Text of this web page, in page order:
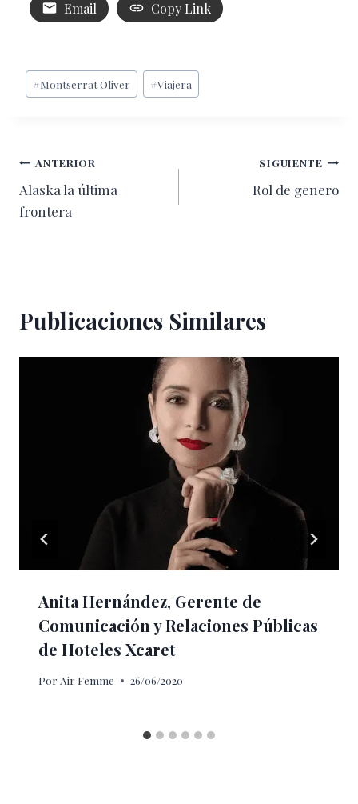
Email Copy Link
Etiquetas
de
#Montserrat Oliver #Viajera
Navegación
de
ANTERIOR
Alaska la última
frontera
SIGUIENTE
Rol de genero
Publicaciones Similares
Anita Hernández, Gerente de
Comunicación y Relaciones Públicas
de Hoteles Xcaret
Por Air Femme 26/06/2020